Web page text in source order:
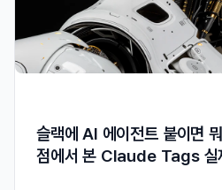
슬랙에 AI 에이전트 붙이면
점에서 본 Claude Tags 실